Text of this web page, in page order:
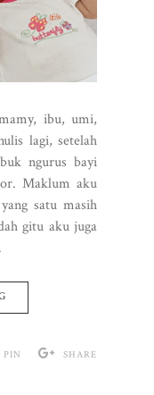
ibu, umi,
lagi, setelah
ngurus bayi
Maklum aku
satu masih
gitu aku juga
PIN SHARE